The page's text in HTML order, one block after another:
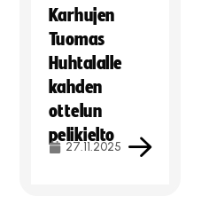
Karhujen
Tuomas
Huhtalalle
kahden
ottelun
pelikielto
27.11.2025